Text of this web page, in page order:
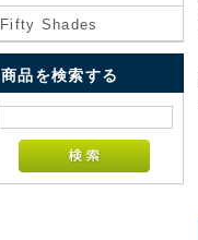
Fifty Shades
商品を検索する